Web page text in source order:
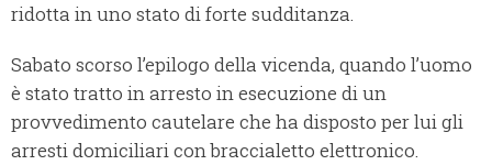
ridotta in uno stato di forte sudditanza.
Sabato scorso l’epilogo della vicenda, quando l’uomo
è stato tratto in arresto in esecuzione di un
provvedimento cautelare che ha disposto per lui gli
arresti domiciliari con braccialetto elettronico.